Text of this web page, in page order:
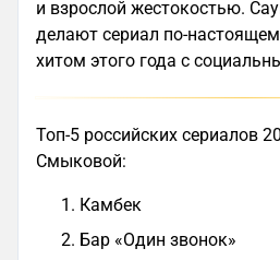
и взрослой жестокостью.
делают сериал по-
хитом этого года с
Топ-5 российских сериалов
Смыковой:
Камбек
Бар «Один звонок»